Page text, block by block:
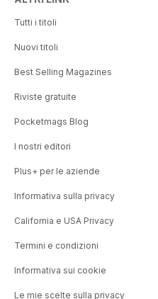
Tutti i titoli
Nuovi titoli
Best Selling Magazines
Riviste gratuite
Pocketmags Blog
I nostri editori
Plus+ per le aziende
Informativa sulla privacy
California e USA Privacy
Termini e condizioni
Informativa sui cookie
Le mie scelte sulla privacy